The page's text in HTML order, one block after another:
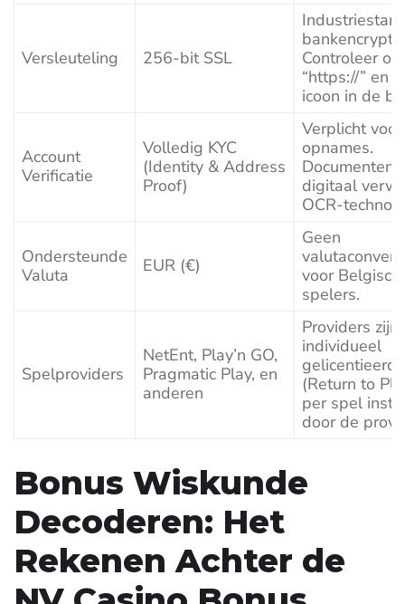
Versleuteling 256-bit SSL
Controleer op
“https://” en
icoon in de
Account
Verificatie
Volledig KYC
(Identity & Address
Proof)
Verplicht
opnames.
Documenten
digitaal
OCR-
Ondersteunde
Valuta
EUR (€)
Geen
voor
spelers.
Spelproviders
NetEnt, Play’n GO,
Pragmatic Play, en
anderen
Providers zijn
individueel
gelicentieerd.
(Return to
per spel
door de
Bonus Wiskunde
Decoderen: Het
Rekenen Achter de